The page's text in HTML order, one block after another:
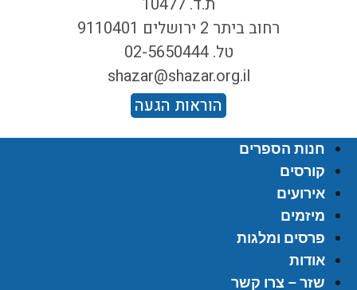
רחוב ביתר 2 ירושלים 9110401
טל. 02-5650444
shazar@shazar.org.il
הוראות הגעה
חנות הספרים
קורסים
אירועים
מיזמים
פרסים ומלגות
אודות
שזר – צרו קשר